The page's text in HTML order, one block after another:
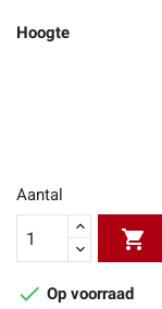
Hoogte
Aantal

 Op voorraad